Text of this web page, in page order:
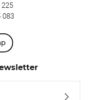
083